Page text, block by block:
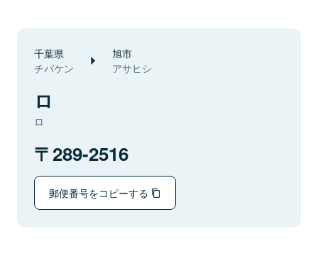
千葉県
チバケン
旭市
アサヒシ
ロ
ロ
289-2516
郵便番号をコピーする